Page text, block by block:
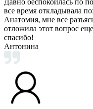
Давно беспокоилась по
все время откладывала
Анатомия, мне все
отложила этот вопрос
спасибо!
Антонина